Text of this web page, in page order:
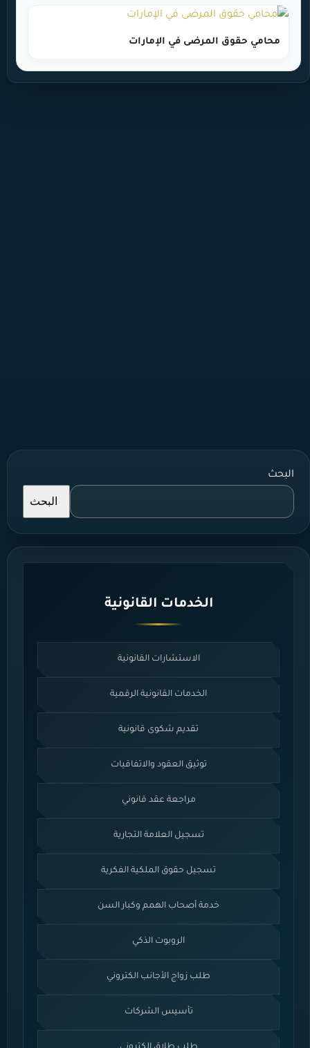
محامي حقوق المرضى في الإمارات
البحث
البحث
الخدمات القانونية
الاستشارات القانونية
الخدمات القانونية الرقمية
تقديم شكوى قانونية
توثيق العقود والاتفاقيات
مراجعة عقد قانوني
تسجيل العلامة التجارية
تسجيل حقوق الملكية الفكرية
خدمة أصحاب الهمم وكبار السن
الروبوت الذكي
طلب زواج الأجانب الكتروني
تأسيس الشركات